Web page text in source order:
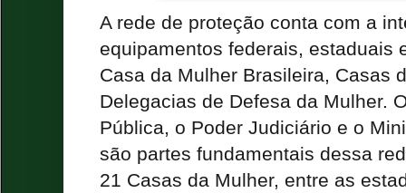
A rede de proteção conta com a
equipamentos federais, estaduais
Casa da Mulher Brasileira, Casas
Delegacias de Defesa da Mulher.
Pública, o Poder Judiciário e o
são partes fundamentais dessa
21 Casas da Mulher, entre as